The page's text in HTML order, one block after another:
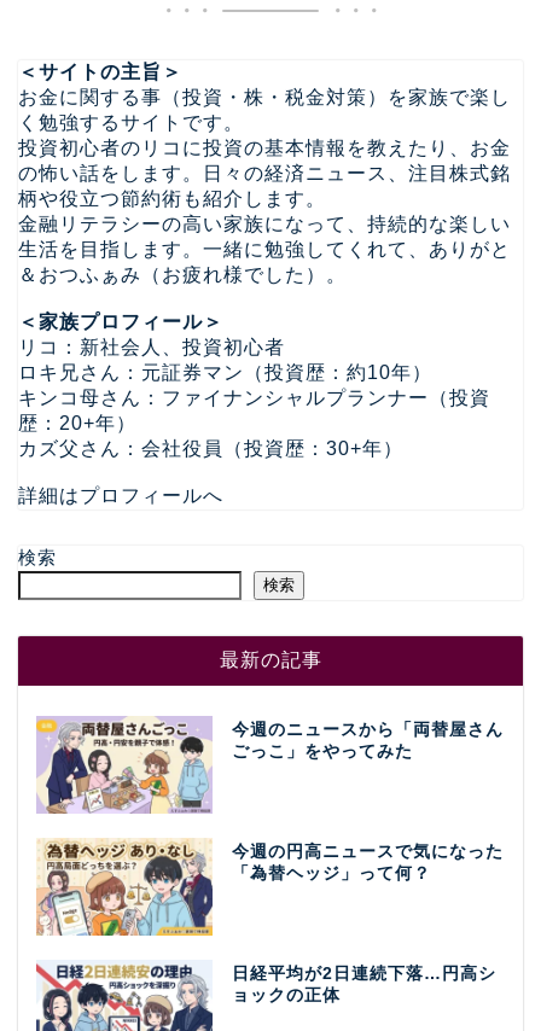
＜サイトの主旨＞
お金に関する事（投資・株・税金対策）を家族で楽し
く勉強するサイトです。
投資初心者のリコに投資の基本情報を教えたり、お金
の怖い話をします。日々の経済ニュース、注目株式銘
柄や役立つ節約術も紹介します。
金融リテラシーの高い家族になって、持続的な楽しい
生活を目指します。一緒に勉強してくれて、ありがと
＆おつふぁみ（お疲れ様でした）。
＜家族プロフィール＞
リコ：新社会人、投資初心者
ロキ兄さん：元証券マン（投資歴：約10年）
キンコ母さん：ファイナンシャルプランナー（投資
歴：20+年）
カズ父さん：会社役員（投資歴：30+年）
詳細はプロフィールへ
検索
検索
最新の記事
今週のニュースから「両替屋さん
ごっこ」をやってみた
今週の円高ニュースで気になった
「為替ヘッジ」って何？
日経平均が2日連続下落…円高シ
ョックの正体